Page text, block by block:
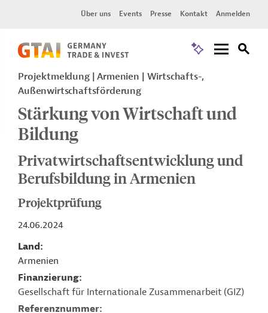
Über uns Events Presse Kontakt Anmelden
Projektmeldung Armenien
Wirtschafts-,
Außenwirtschaftsförderung
Stärkung von Wirtschaft und
Bildung
Privatwirtschaftsentwicklung und
Berufsbildung in Armenien
Projektprüfung
24.06.2024
Land
Armenien
Finanzierung
Gesellschaft für Internationale Zusammenarbeit (GIZ)
Referenznummer